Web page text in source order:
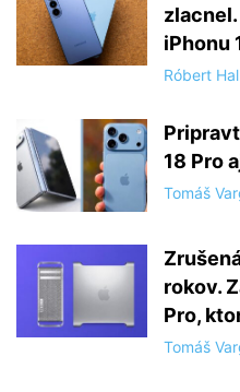
iPhonu
Róbert
18 Pro
Tomáš
rokov.
Pro,
Tomáš